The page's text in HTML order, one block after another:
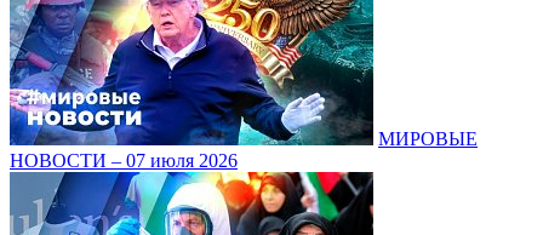
МИРОВЫЕ
НОВОСТИ – 07 июля 2026